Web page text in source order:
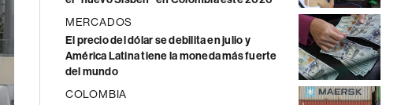
MERCADOS
El precio del dólar se debilita en julio y
América Latina tiene la moneda más fuerte
del mundo
COLOMBIA